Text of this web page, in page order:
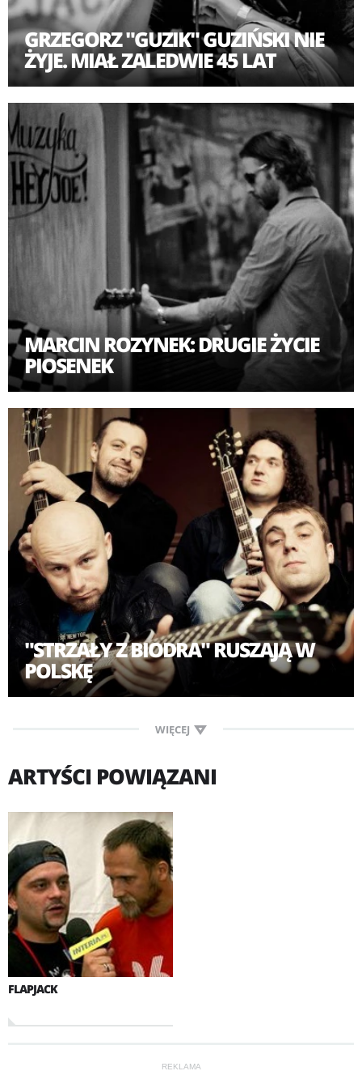
GRZEGORZ "GUZIK" GUZIŃSKI NIE
ŻYJE. MIAŁ ZALEDWIE 45 LAT
MARCIN ROZYNEK: DRUGIE ŻYCIE
PIOSENEK
"STRZAŁY Z BIODRA" RUSZAJĄ W
POLSKĘ
WIĘCEJ
ARTYŚCI POWIĄZANI
FLAPJACK
REKLAMA